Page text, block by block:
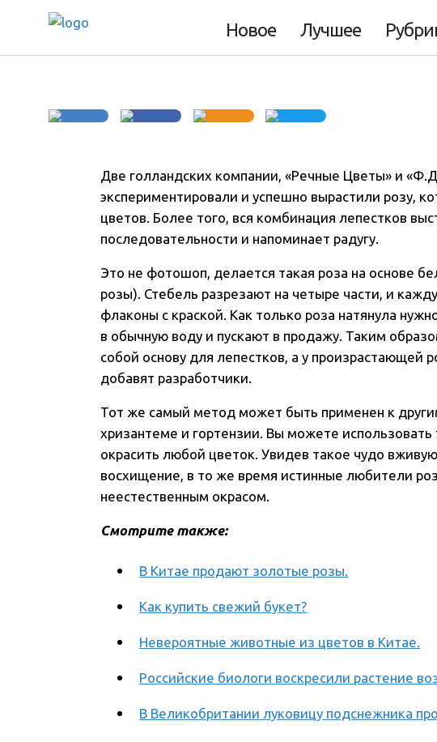
Новое Лучшее
Две голландских компании, «Речные Цветы» и
экспериментировали и успешно вырастили розу,
цветов. Более того, вся комбинация лепестков
последовательности и напоминает радугу.
Это не фотошоп, делается такая роза на основе
розы). Стебель разрезают на четыре части, и
флаконы с краской. Как только роза натянула
в обычную воду и пускают в продажу. Таким
собой основу для лепестков, а у произрастающей
добавят разработчики.
Тот же самый метод может быть применен к
хризантеме и гортензии. Вы можете
окрасить любой цветок. Увидев такое чудо
восхищение, в то же время истинные любители
неестественным окрасом.
Смотрите также:
В Китае продают золотые розы.
Как купить свежий букет?
Невероятные животные из цветов в Китае.
Российские биологи воскресили растение
В Великобритании луковицу подснежника